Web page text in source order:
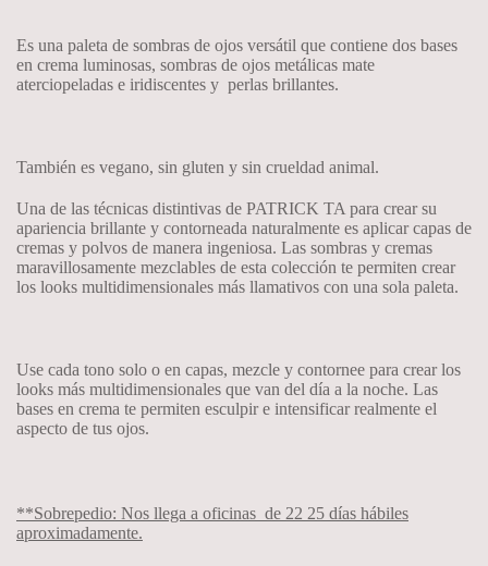
Es una paleta de sombras de ojos versátil que contiene dos bases
en crema luminosas, sombras de ojos metálicas mate
aterciopeladas e iridiscentes y perlas brillantes.
También es vegano, sin gluten y sin crueldad animal.
Una de las técnicas distintivas de PATRICK TA para crear su
apariencia brillante y contorneada naturalmente es aplicar capas de
cremas y polvos de manera ingeniosa. Las sombras y cremas
maravillosamente mezclables de esta colección te permiten crear
los looks multidimensionales más llamativos con una sola paleta.
Use cada tono solo o en capas, mezcle y contornee para crear los
looks más multidimensionales que van del día a la noche. Las
bases en crema te permiten esculpir e intensificar realmente el
aspecto de tus ojos.
**Sobrepedio: Nos llega a oficinas de 22 25 días hábiles
aproximadamente.